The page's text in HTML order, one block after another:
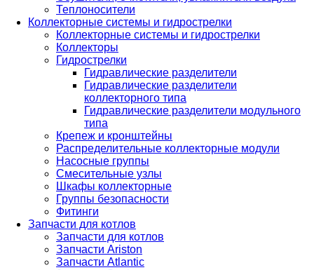
Теплоносители
Коллекторные системы и гидрострелки
Коллекторные системы и гидрострелки
Коллекторы
Гидрострелки
Гидравлические разделители
Гидравлические разделители
коллекторного типа
Гидравлические разделители модульного
типа
Крепеж и кронштейны
Распределительные коллекторные модули
Насосные группы
Смесительные узлы
Шкафы коллекторные
Группы безопасности
Фитинги
Запчасти для котлов
Запчасти для котлов
Запчасти Ariston
Запчасти Atlantic